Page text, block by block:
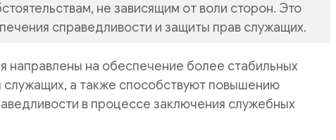
не зависящим от воли сторон. Это
справедливости и защиты прав служащих.
направлены на обеспечение более стабильных
служащих, а также способствуют повышению
в процессе заключения служебных